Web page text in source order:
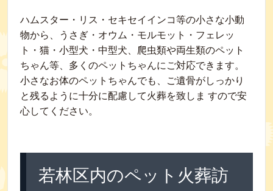
ハムスター・リス・セキセイインコ等の小さな小動
物から、うさぎ・オウム・モルモット・フェレッ
ト・猫・小型犬・中型犬、爬虫類や両生類のペット
ちゃん等、多くのペットちゃんにご対応できます。
小さなお体のペットちゃんでも、ご遺骨がしっかり
と残るように十分に配慮して火葬を致しま すので安
心してください。
若林区内のペット火葬訪